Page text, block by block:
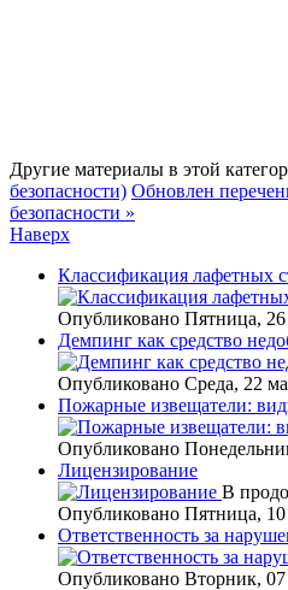
Другие материалы в этой
безопасности) Обновлен
безопасности »
Наверх
Классификация лафетных
Опубликовано Пятница, 26
Демпинг как средство
Опубликовано Среда, 22
Пожарные извещатели:
Опубликовано
Лицензирование
В
Опубликовано Пятница, 10
Ответственность за
Опубликовано Вторник, 07